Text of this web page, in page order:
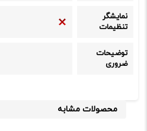
نمایشگر
تنظیمات
توضیحات
ضروری
محصولات مشابه